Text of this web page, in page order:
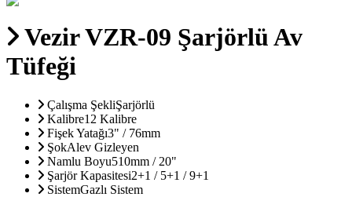
Vezir VZR-09 Şarjörlü Av
Tüfeği
Çalışma ŞekliŞarjörlü
Kalibre12 Kalibre
Fişek Yatağı3" / 76mm
ŞokAlev Gizleyen
Namlu Boyu510mm / 20"
Şarjör Kapasitesi2+1 / 5+1 / 9+1
SistemGazlı Sistem